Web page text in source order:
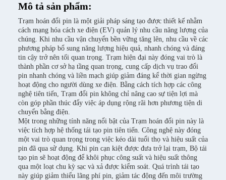
Mô tả sản phẩm:
Trạm hoán đổi pin là một giải pháp sáng tạo được thiết kế nhằm
cách mạng hóa cách xe điện (EV) quản lý nhu cầu năng lượng của
chúng. Khi nhu cầu vận chuyển bền vững tăng lên, nhu cầu về các
phương pháp bổ sung năng lượng hiệu quả, nhanh chóng và đáng
tin cậy trở nên tối quan trọng. Trạm hiện đại này đóng vai trò là
thành phần cơ sở hạ tầng quan trọng, cung cấp dịch vụ trao đổi
pin nhanh chóng và liền mạch giúp giảm đáng kể thời gian ngừng
hoạt động cho người dùng xe điện. Bằng cách tích hợp các công
nghệ tiên tiến, Trạm đổi pin không chỉ nâng cao sự tiện lợi mà
còn góp phần thúc đẩy việc áp dụng rộng rãi hơn phương tiện di
chuyển bằng điện.
Một trong những tính năng nổi bật của Trạm hoán đổi pin này là
việc tích hợp hệ thống tái tạo pin tiên tiến. Công nghệ này đóng
một vai trò quan trọng trong việc kéo dài tuổi thọ và hiệu suất của
pin đã qua sử dụng. Khi pin cạn kiệt được đưa trở lại trạm, Bộ tái
tạo pin sẽ hoạt động để khôi phục công suất và hiệu suất thông
qua một loạt chu kỳ sạc và xả được kiểm soát. Quá trình tái tạo
này giúp giảm thiểu lãng phí pin, giảm tác động đến môi trường